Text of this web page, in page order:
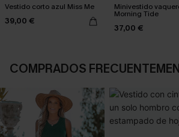
Vestido corto azul Miss Me
39,00 €
Minivestido
Morning Tide
37,00 €
COMPRADOS